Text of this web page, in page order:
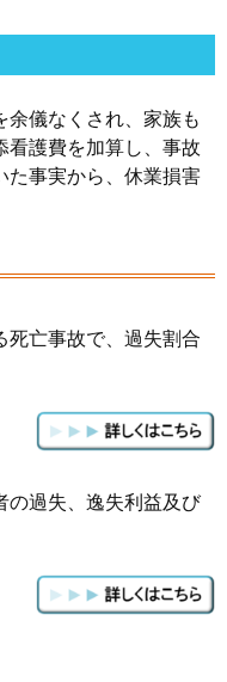
余儀なくされ、家族も
看護費を加算し、事故
た事実から、休業損害
亡事故で、過失割合
過失、逸失利益及び